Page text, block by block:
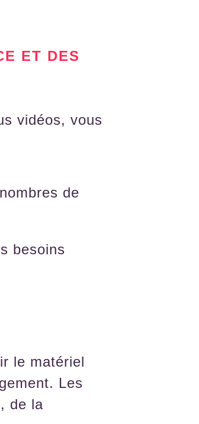
ET DES
vidéos, vous
de
besoins
le matériel
Les
de la